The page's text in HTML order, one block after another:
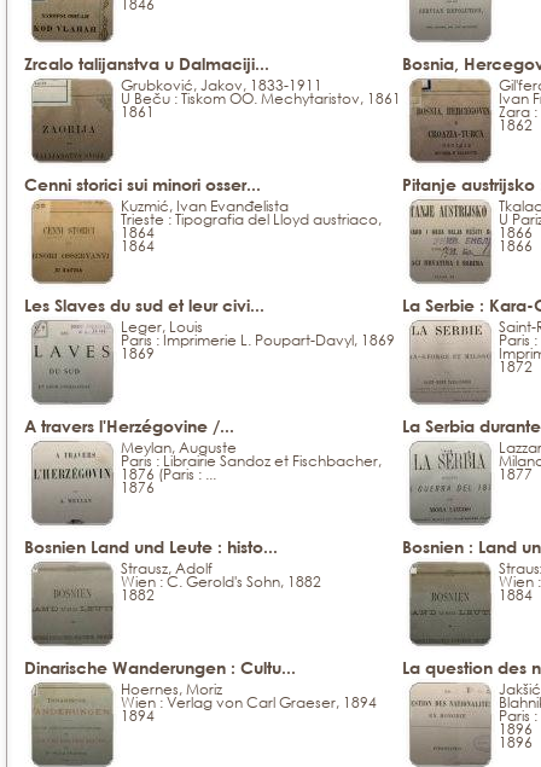
1846
Zrcalo talijanstva u Dalmaciji...
Grubković, Jakov, 1833-1911
U Beču : Tiskom OO. Mechytaristov, 1861
1861
Bosnia,
Ivan
Zara :
1862
Cenni storici sui minori osser...
Kuzmić, Ivan Evanđelista
Trieste : Tipografia del Lloyd austriaco,
1864
1864
Pitanje
U
1866
1866
Les Slaves du sud et leur civi...
Leger, Louis
Paris : Imprimerie L. Poupart-Davyl, 1869
1869
La Serbie :
Saint-
Paris
1872
A travers l'Herzégovine /...
Meylan, Auguste
Paris : Librairie Sandoz et Fischbacher,
1876 (Paris : ...
1876
La Serbia
1877
Bosnien Land und Leute : histo...
Strausz, Adolf
Wien : C. Gerold's Sohn, 1882
1882
Bosnien : Land
Wien
1884
Dinarische Wanderungen : Cultu...
Hoernes, Moriz
Wien : Verlag von Carl Graeser, 1894
1894
La question des
Paris
1896
1896